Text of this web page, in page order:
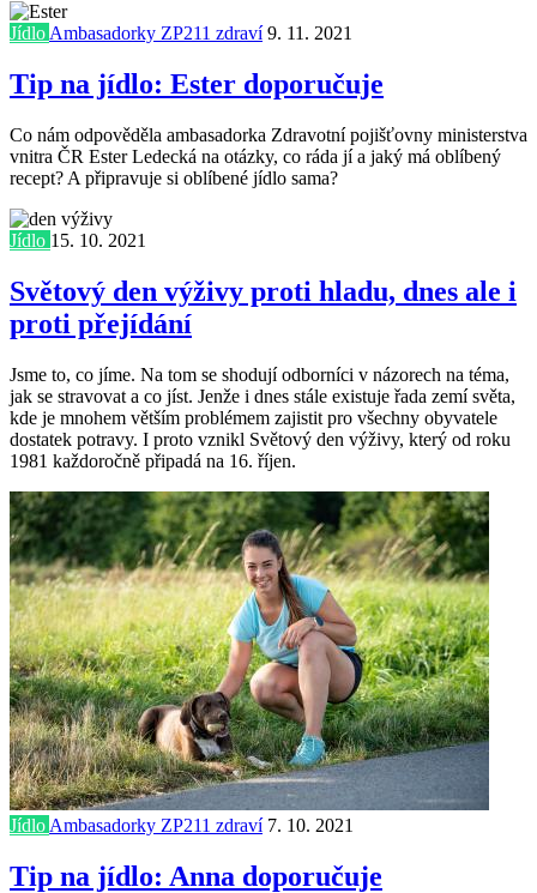
Jídlo Ambasadorky ZP211 zdraví 9. 11. 2021
Tip na jídlo: Ester doporučuje
Co nám odpověděla ambasadorka Zdravotní pojišťovny ministerstva
vnitra ČR Ester Ledecká na otázky, co ráda jí a jaký má oblíbený
recept? A připravuje si oblíbené jídlo sama?
Jídlo 15. 10. 2021
Světový den výživy proti hladu, dnes ale i
proti přejídání
Jsme to, co jíme. Na tom se shodují odborníci v názorech na téma,
jak se stravovat a co jíst. Jenže i dnes stále existuje řada zemí světa,
kde je mnohem větším problémem zajistit pro všechny obyvatele
dostatek potravy. I proto vznikl Světový den výživy, který od roku
1981 každoročně připadá na 16. říjen.
Jídlo Ambasadorky ZP211 zdraví 7. 10. 2021
Tip na jídlo: Anna doporučuje